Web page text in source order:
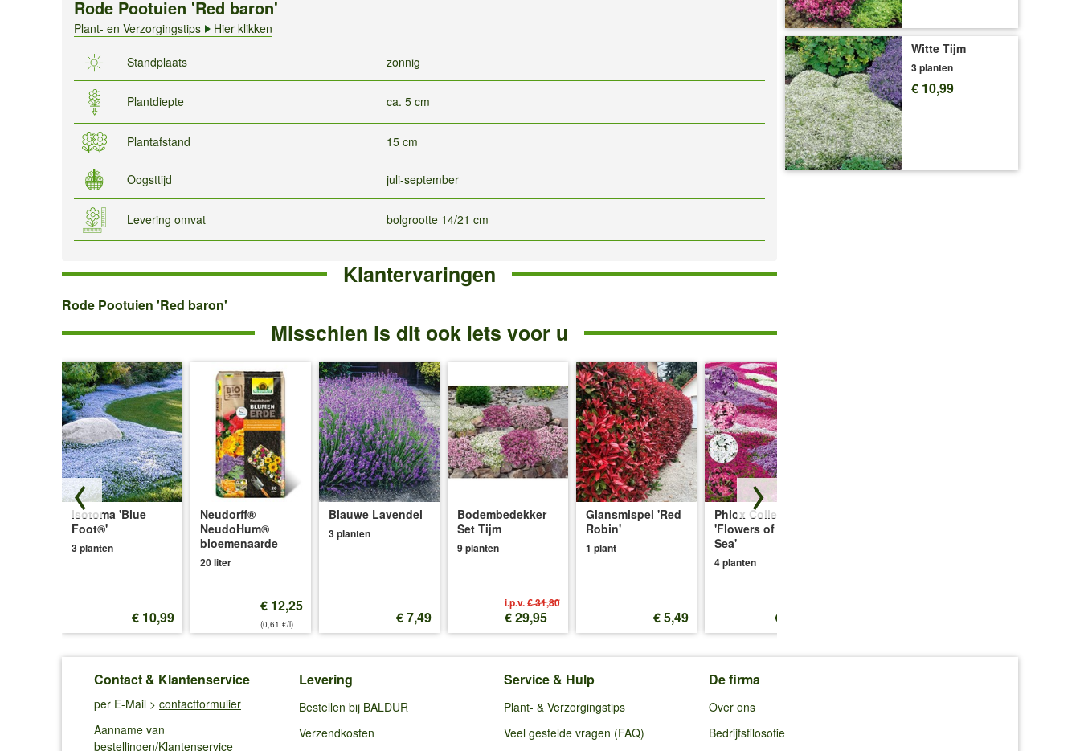
Rode Pootuien 'Red baron'
Plant- en Verzorgingstips Hier klikken
Standplaats zonnig
Plantdiepte ca. 5 cm
Plantafstand 15 cm
Oogsttijd juli-september
Levering omvat bolgrootte 14/21 cm
Klantervaringen
Rode
baron'
Rode Pootuien 'Red baron'
Misschien is dit ook iets voor u
Isotoma 'Blue
Foot®'
3 planten
€ 10,99
Neudorff®
NeudoHum®
bloemenaarde
20 liter
€ 12,25
(0,61 €/l)
Blauwe Lavendel
3 planten
€ 7,49
Bodembedekker
Set Tijm
9 planten
i.p.v.€ 31,80
€ 29,95
Glansmispel 'Red
Robin'
1 plant
€ 5,49
Phlox Collectie
'Flowers of the
Sea'
4 planten
€ 13,25
Witte Tijm
3 planten
€ 10,99
Contact & Klantenservice
per E-Mail > contactformulier
Aanname van
bestellingen/Klantenservice
Levering
Bestellen bij BALDUR
Verzendkosten
Service & Hulp
Plant- & Verzorgingstips
Veel gestelde vragen (FAQ)
De firma
Over ons
Bedrijfsfilosofie